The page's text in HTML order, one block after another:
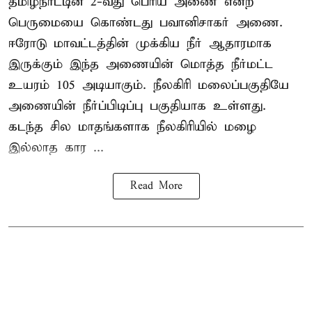
பெருமையை கொண்டது பவானிசாகர் அணை.
ஈரோடு மாவட்டத்தின் முக்கிய நீர் ஆதாரமாக
இருக்கும் இந்த அணையின் மொத்த நீர்மட்ட
உயரம் 105 அடியாகும். நீலகிரி மலைப்பகுதியே
அணையின் நீர்ப்பிடிப்பு பகுதியாக உள்ளது.
கடந்த சில மாதங்களாக நீலகிரியில் மழை
இல்லாத கார ...
Read More